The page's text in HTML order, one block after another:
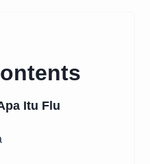
Itu Flu